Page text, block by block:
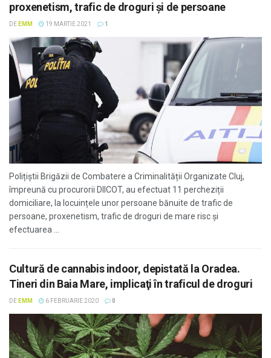
proxenetism, trafic de droguri şi de persoane
DE EMM 19 MARTIE 2021 1
Polițiștii Brigăzii de Combatere a Criminalității Organizate Cluj,
împreună cu procurorii DIICOT, au efectuat 11 percheziții
domiciliare, la locuințele unor persoane bănuite de trafic de
persoane, proxenetism, trafic de droguri de mare risc și
efectuarea ...
Cultură de cannabis indoor, depistată la Oradea.
Tineri din Baia Mare, implicaţi în traficul de droguri
DE EMM 6 FEBRUARIE 2020 0